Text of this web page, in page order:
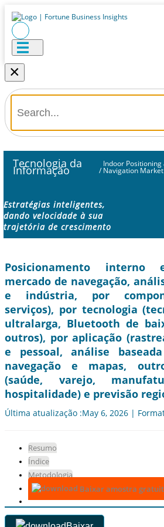
×
Tecnologia da
Informação /
Indoor Positioning
Navigation Market
Estratégias inteligentes,
dando velocidade à sua
trajetória de crescimento
Posicionamento
mercado de navegação,
e indústria, por
serviços), por tecnologia
ultralarga, Bluetooth de
outros), por aplicação
e pessoal, análise
navegação e mapas,
(saúde, varejo,
hospitalidade) e previsão
Última atualização :May 6, 2026 |
Resumo
Índice
Metodologia
Baixar amostra